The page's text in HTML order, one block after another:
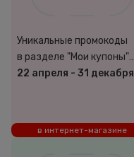
Уникальные промокоды
в разделе "Мои купоны"
в приложении
22 апреля - 31 декабря
в интернет-магазине